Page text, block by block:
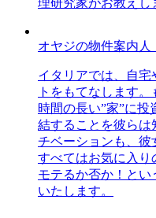
オヤジの物件案内人
イタリアでは、自宅
トをもてなします
時間の長い”家”に
結することを彼らは
チベーションも、彼
すべてはお気に入り
モテるか否か！と
いたします。